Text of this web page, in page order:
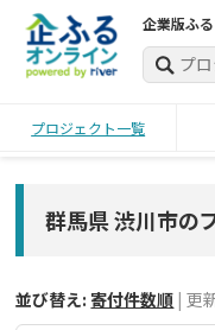
企業版ふ
プロジェクト一覧
群馬県 渋川市の
並び替え: 寄付件数順 | 更